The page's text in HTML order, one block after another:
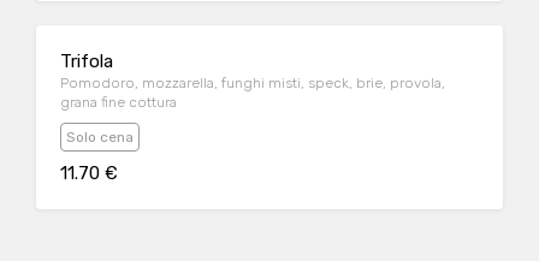
Trifola
Pomodoro, mozzarella, funghi misti, speck, brie, provola,
grana fine cottura
Solo cena
11.70 €